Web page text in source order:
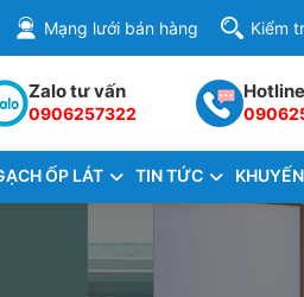
Mạng lưới bán hàng Kiểm
Hotline
Zalo tư vấn
0906257322
ỐP LÁT TIN TỨC